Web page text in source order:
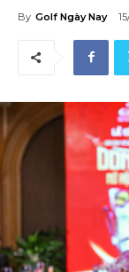
By Golf Ngày Nay